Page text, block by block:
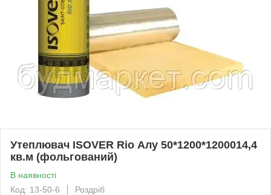
Утеплювач ISOVER Riо Алу 50*1200*1200014,4
кв.м (фольгований)
В наявності
Код: 13-50-6
Роздріб